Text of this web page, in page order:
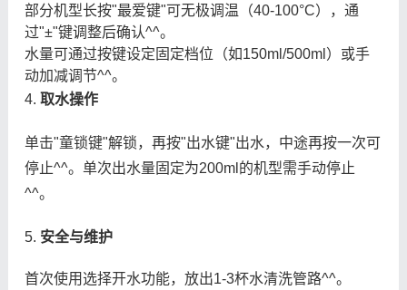
部分机型长按"最爱键"可无极调温（40-100°C），通
过"±"键调整后确认^^。
水量可通过按键设定固定档位（如150ml/500ml）或手
动加减调节^^。
4. 取水操作
单击"童锁键"解锁，再按"出水键"出水，中途再按一次可
停止^^。单次出水量固定为200ml的机型需手动停止
^^。
5. 安全与维护
首次使用选择开水功能，放出1-3杯水清洗管路^^。